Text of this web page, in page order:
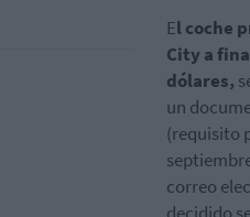
El coche
City a
dólares,
un
(requisito
correo